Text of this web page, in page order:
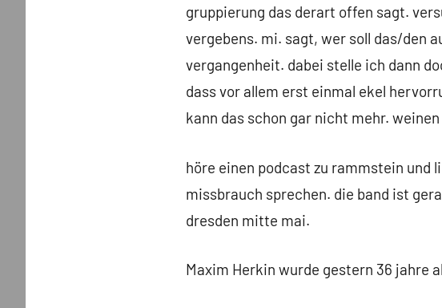
gruppierung das derart offen sagt.
vergebens. mi. sagt, wer soll das/den
vergangenheit. dabei stelle ich dann
dass vor allem erst einmal ekel
kann das schon gar nicht mehr.
höre einen podcast zu rammstein und
missbrauch sprechen. die band ist
dresden mitte mai.
Maxim Herkin wurde gestern 36 jahre